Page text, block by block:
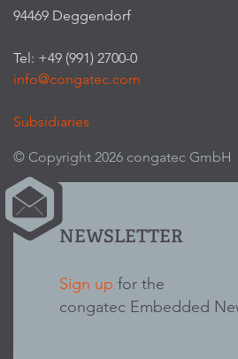
94469 Deggendorf
Tel: +49 (991) 2700-0
info@congatec.com
Subsidiaries
© Copyright 2026 congatec GmbH
NEWSLETTER
Sign up for the
congatec Embedded